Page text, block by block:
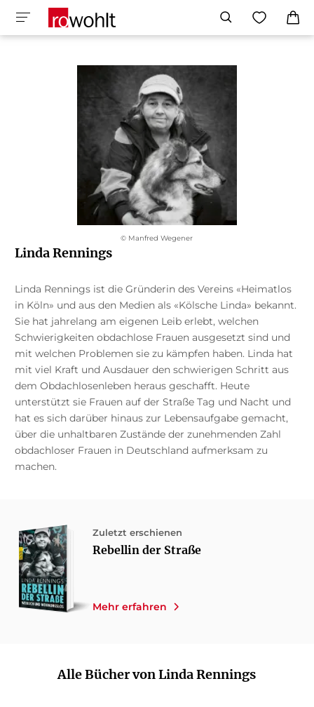
© Manfred Wegener
Linda Rennings
Linda Rennings ist die Gründerin des Vereins «Heimatlos
in Köln» und aus den Medien als «Kölsche Linda» bekannt.
Sie hat jahrelang am eigenen Leib erlebt, welchen
Schwierigkeiten obdachlose Frauen ausgesetzt sind und
mit welchen Problemen sie zu kämpfen haben. Linda hat
mit viel Kraft und Ausdauer den schwierigen Schritt aus
dem Obdachlosenleben heraus geschafft. Heute
unterstützt sie Frauen auf der Straße Tag und Nacht und
hat es sich darüber hinaus zur Lebensaufgabe gemacht,
über die unhaltbaren Zustände der zunehmenden Zahl
obdachloser Frauen in Deutschland aufmerksam zu
machen.
Zuletzt erschienen
Rebellin der Straße
Mehr erfahren
Alle Bücher von Linda Rennings